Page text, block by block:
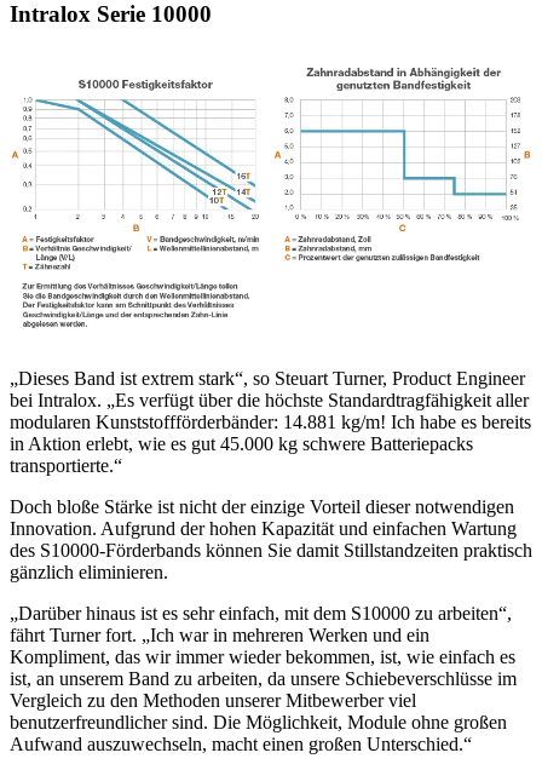
Intralox Serie 10000
„Dieses Band ist extrem stark“, so Steuart Turner, Product Engineer
bei Intralox. „Es verfügt über die höchste Standardtragfähigkeit aller
modularen Kunststoffförderbänder: 14.881 kg/m! Ich habe es bereits
in Aktion erlebt, wie es gut 45.000 kg schwere Batteriepacks
transportierte.“
Doch bloße Stärke ist nicht der einzige Vorteil dieser notwendigen
Innovation. Aufgrund der hohen Kapazität und einfachen Wartung
des S10000-Förderbands können Sie damit Stillstandzeiten praktisch
gänzlich eliminieren.
„Darüber hinaus ist es sehr einfach, mit dem S10000 zu arbeiten“,
fährt Turner fort. „Ich war in mehreren Werken und ein
Kompliment, das wir immer wieder bekommen, ist, wie einfach es
ist, an unserem Band zu arbeiten, da unsere Schiebeverschlüsse im
Vergleich zu den Methoden unserer Mitbewerber viel
benutzerfreundlicher sind. Die Möglichkeit, Module ohne großen
Aufwand auszuwechseln, macht einen großen Unterschied.“